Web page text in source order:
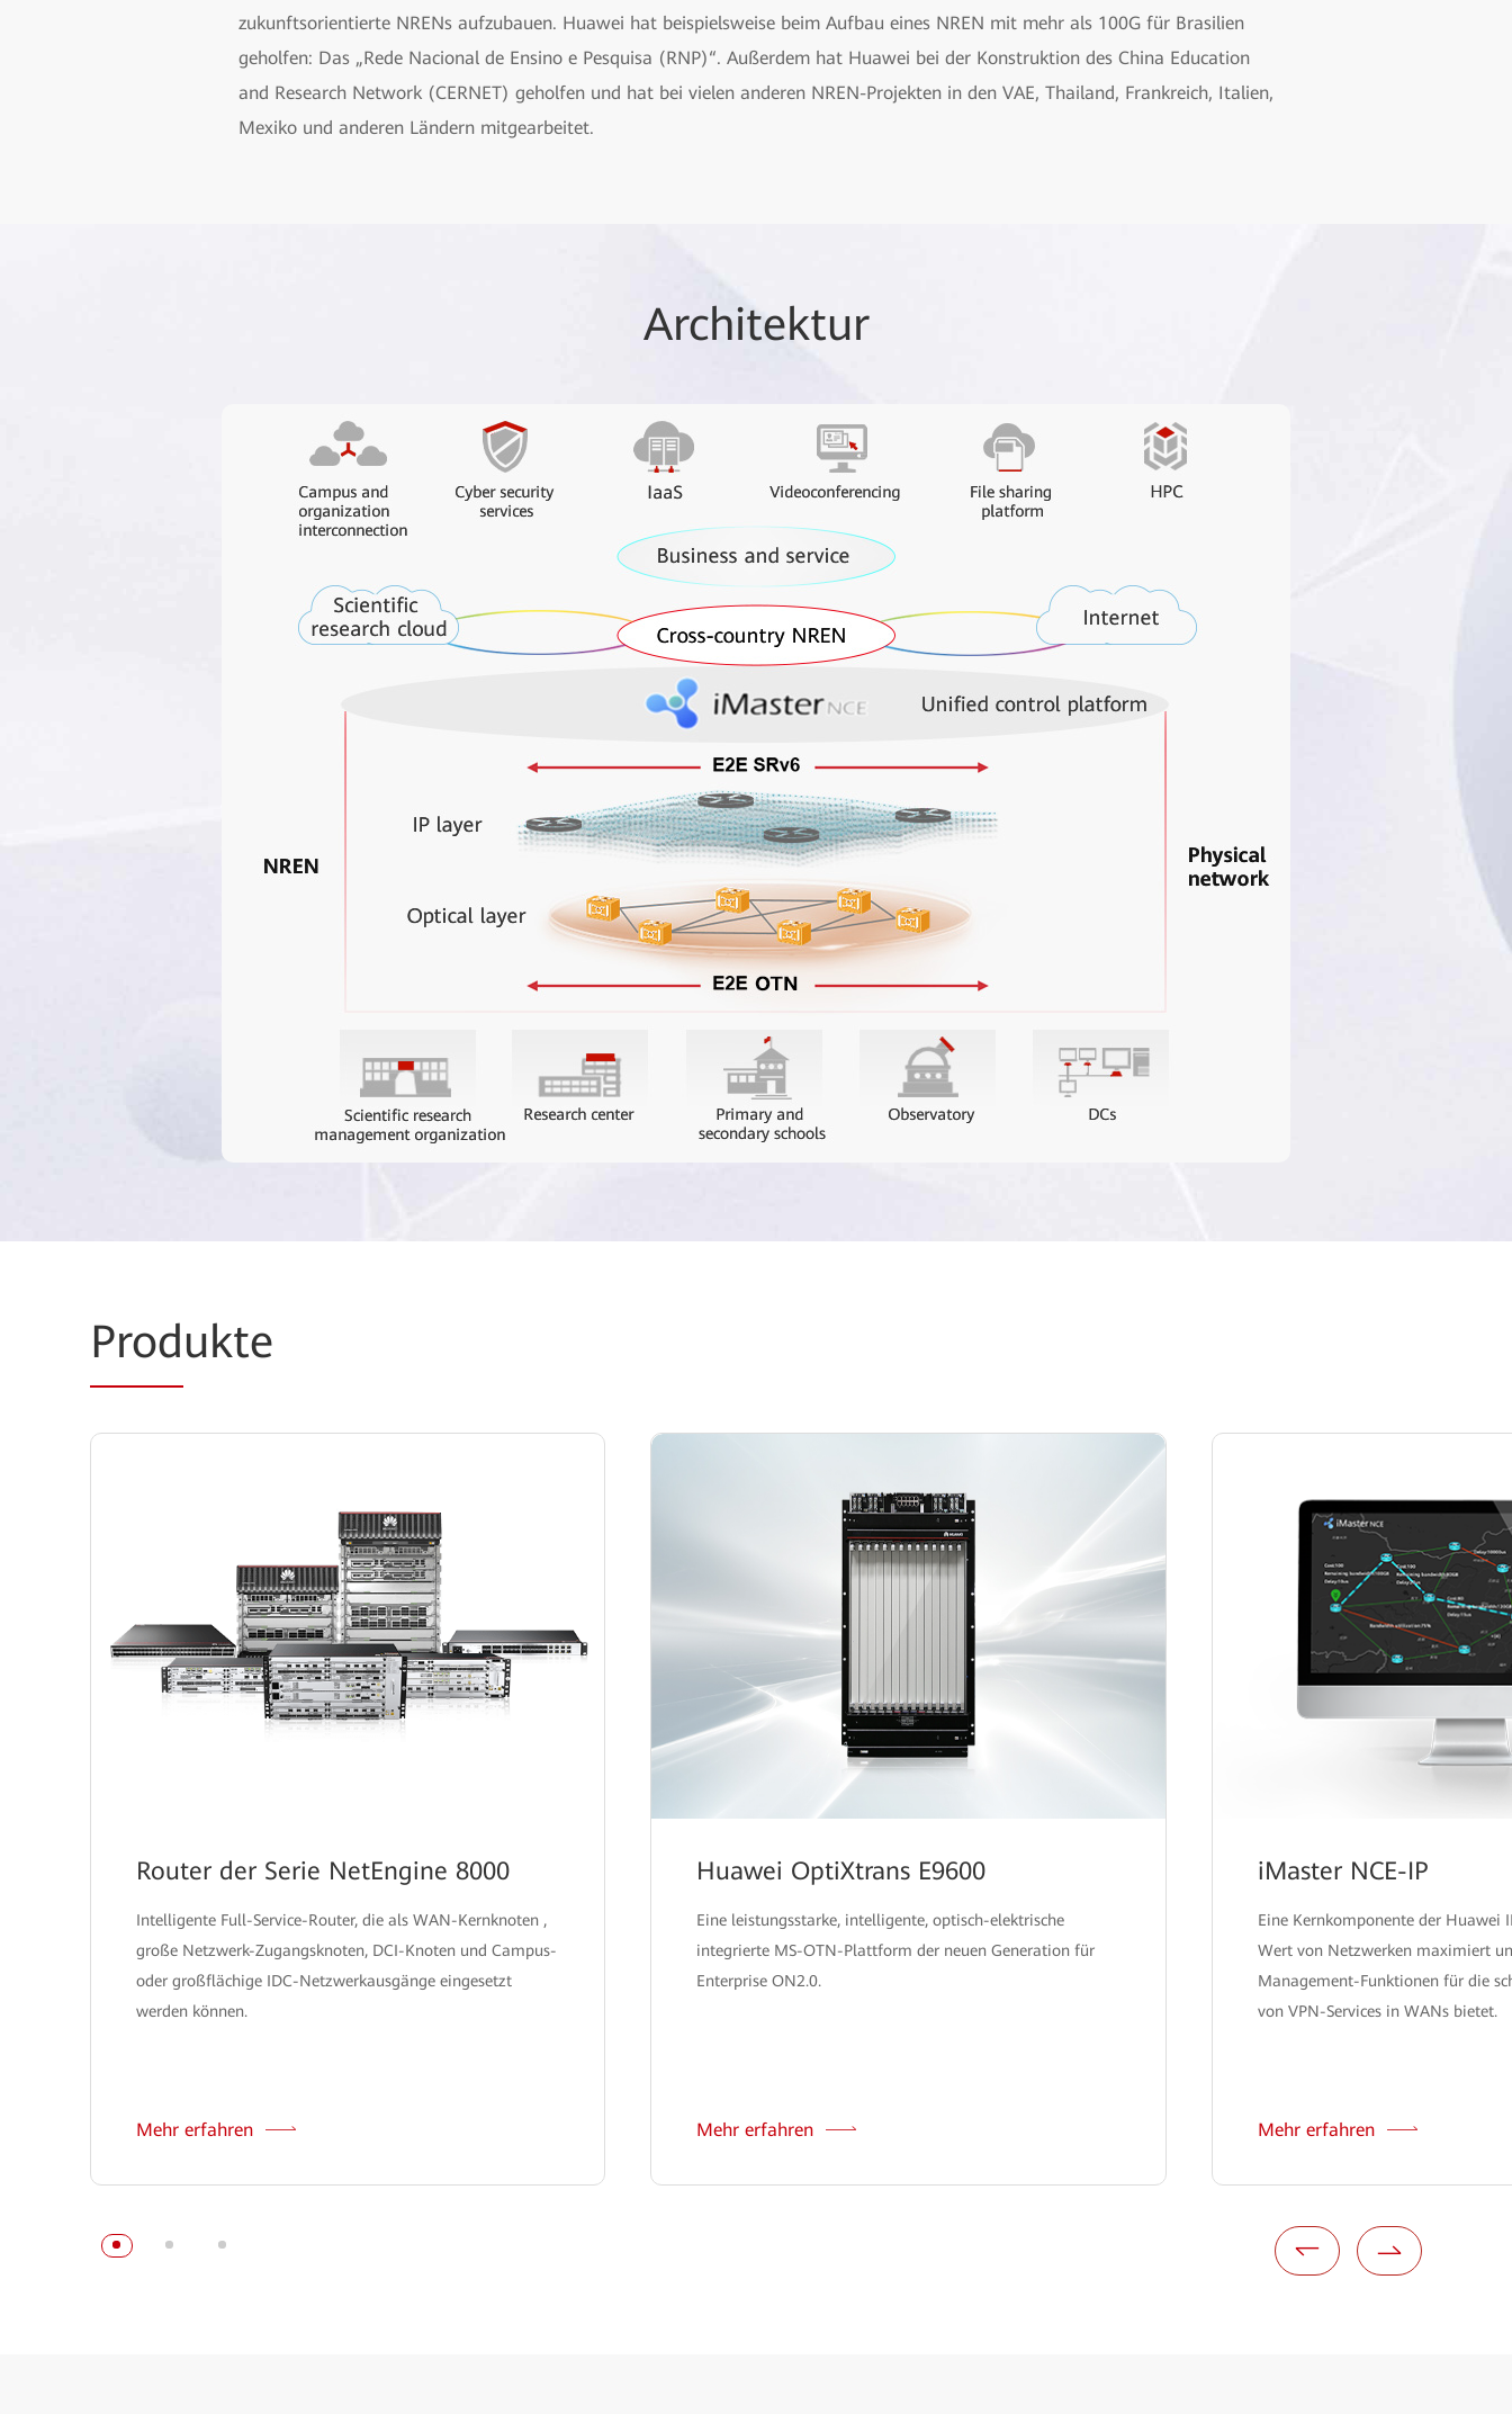
zukunftsorientierte NRENs aufzubauen. Huawei hat beispielsweise beim Aufbau eines NREN mit mehr als 100G für Brasilien
geholfen: Das „Rede Nacional de Ensino e Pesquisa (RNP)“. Außerdem hat Huawei bei der Konstruktion des China Education
and Research Network (CERNET) geholfen und hat bei vielen anderen NREN-Projekten in den VAE, Thailand, Frankreich, Italien,
Mexiko und anderen Ländern mitgearbeitet.
Architektur
Produkte
Router der Serie NetEngine 8000
Intelligente Full-Service-Router, die als WAN-Kernknoten ,
große Netzwerk-Zugangsknoten, DCI-Knoten und Campus-
oder großflächige IDC-Netzwerkausgänge eingesetzt
werden können.
Mehr erfahren
Huawei OptiXtrans E9600
Eine leistungsstarke, intelligente, optisch-elektrische
integrierte MS-OTN-Plattform der neuen Generation für
Enterprise ON2.0.
Mehr erfahren
iMaster NCE-IP
Eine Kernkomponente der Huawei
Wert von Netzwerken maximiert
Management-Funktionen für die
von VPN-Services in WANs bietet.
Mehr erfahren